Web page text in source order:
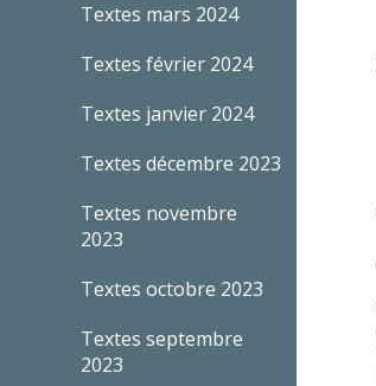
Textes mars 2024
Textes février 2024
Textes janvier 2024
Textes décembre 2023
Textes novembre
2023
Textes octobre 2023
Textes septembre
2023